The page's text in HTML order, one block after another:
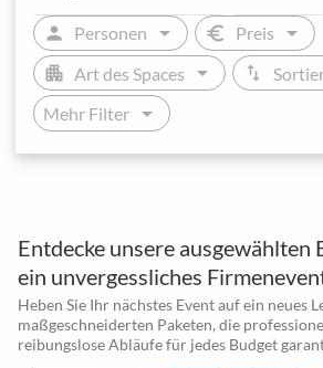
person Personen arrow_drop_down euro Preis arrow_drop_down
apartment Art des Spaces arrow_drop_down swap_vert
Mehr Filter arrow_drop_down
Entdecke unsere ausgewählten
ein unvergessliches
Heben Sie Ihr nächstes Event auf ein neues
maßgeschneiderten Paketen, die
reibungslose Abläufe für jedes Budget